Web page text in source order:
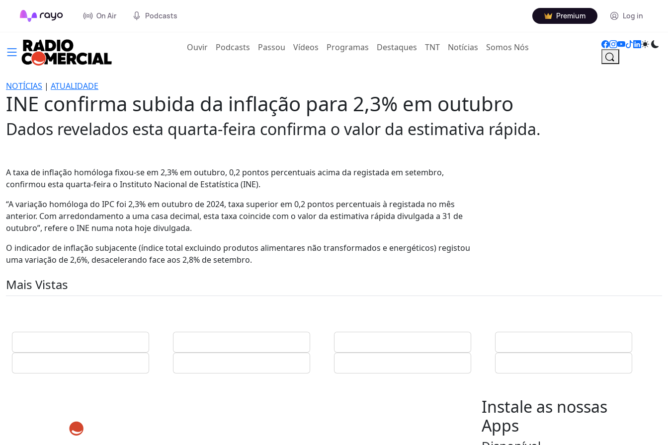
On Air Podcasts Premium Log in
Ouvir(current)
Podcasts Passou Vídeos Programas Destaques TNT Notícias Somos Nós
NOTÍCIAS | ATUALIDADE
INE confirma subida da inflação para 2,3% em outubro
Dados revelados esta quarta-feira confirma o valor da estimativa rápida.
A taxa de inflação homóloga fixou-se em 2,3% em outubro, 0,2 pontos percentuais acima da registada em setembro,
confirmou esta quarta-feira o Instituto Nacional de Estatística (INE).
“A variação homóloga do IPC foi 2,3% em outubro de 2024, taxa superior em 0,2 pontos percentuais à registada no mês
anterior. Com arredondamento a uma casa decimal, esta taxa coincide com o valor da estimativa rápida divulgada a 31 de
outubro”, refere o INE numa nota hoje divulgada.
O indicador de inflação subjacente (índice total excluindo produtos alimentares não transformados e energéticos) registou
uma variação de 2,6%, desacelerando face aos 2,8% de setembro.
Mais Vistas
Instale as nossas
Apps